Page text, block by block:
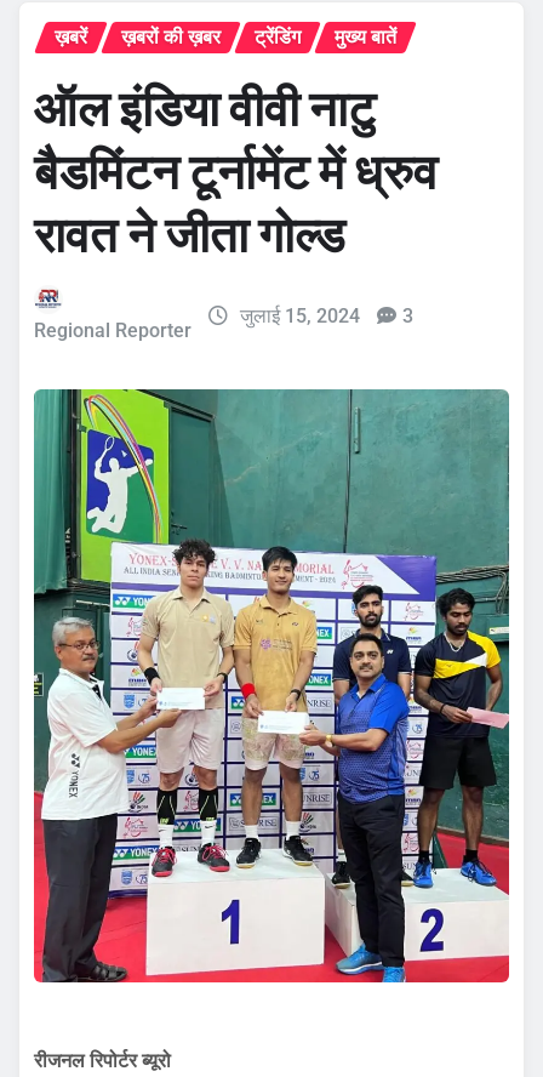
ख़बरें ख़बरों की ख़बर ट्रेंडिंग मुख्य बातें
ऑल इंडिया वीवी नाटु
बैडमिंटन टूर्नामेंट में ध्रुव
रावत ने जीता गोल्ड
Regional Reporter
जुलाई 15, 2024 3
रीजनल रिपोर्टर ब्यूरो